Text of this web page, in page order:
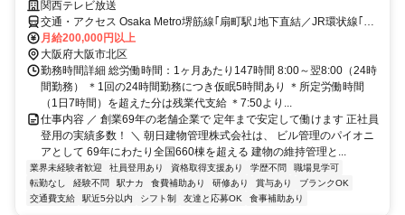
関西テレビ放送
交通・アクセス Osaka Metro堺筋線｢扇町駅｣地下直結／JR環状線｢天
満駅｣スグ／交通費支給(規定)／転居を伴う転勤なし
月給200,000円以上
大阪府大阪市北区
勤務時間詳細 総労働時間：1ヶ月あたり147時間 8:00～翌8:00（24時
間勤務） ＊1回の24時間勤務につき仮眠5時間あり ＊所定労働時間
（1日7時間）を超えた分は残業代支給 ＊7:50より...
仕事内容 ／ 創業69年の老舗企業で 定年まで安定して働けます 正社員
登用の実績多数！ ＼ 朝日建物管理株式会社は、 ビル管理のパイオニ
アとして 69年にわたり全国660棟を超える 建物の維持管理と...
業界未経験者歓迎 社員登用あり 資格取得支援あり 学歴不問
職場見学可
転勤なし
経験不問 駅ナカ 食費補助あり 研修あり 賞与あり
ブランクOK
交通費支給
駅近5分以内 シフト制 友達と応募OK 食事補助あり